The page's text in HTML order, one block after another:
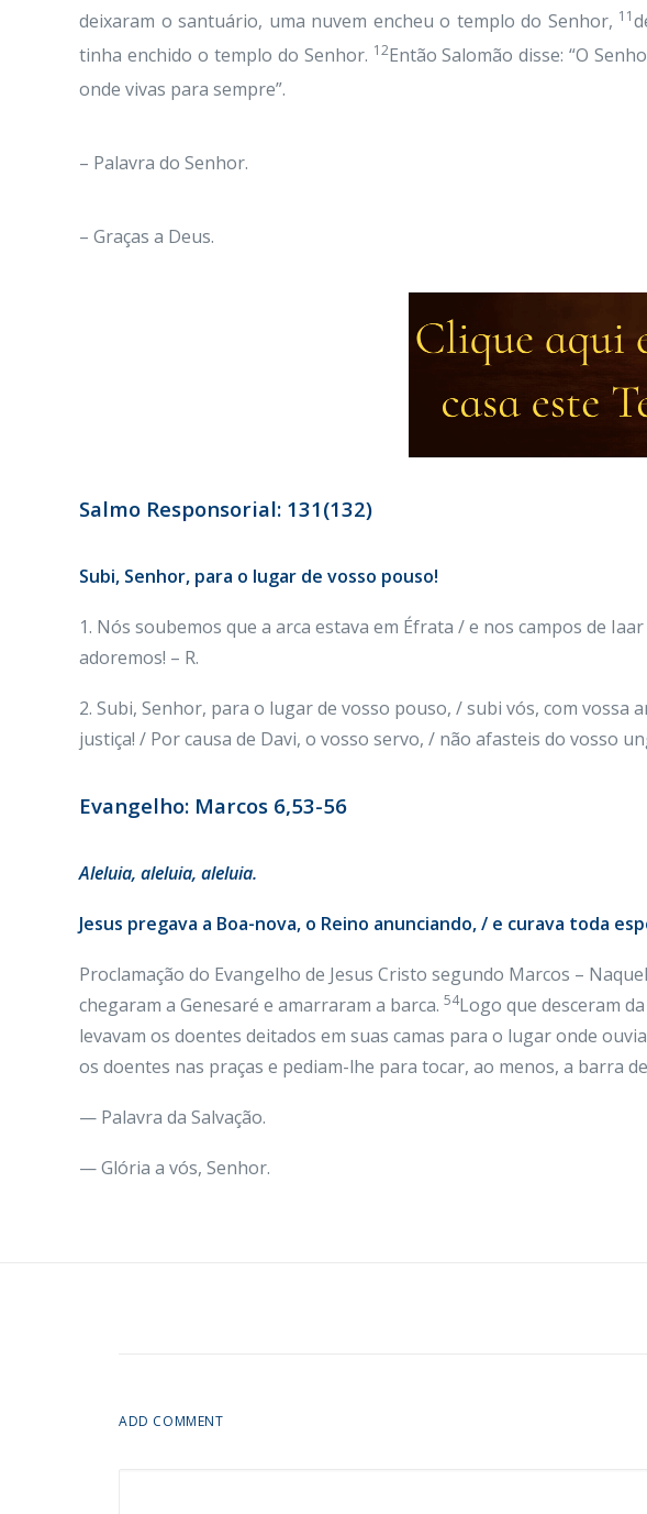
deixaram o santuário, uma nuvem encheu o templo do Senhor, 11
tinha enchido o templo do Senhor. 12Então Salomão disse: “O
onde vivas para sempre”.
– Palavra do Senhor.
– Graças a Deus.
Salmo Responsorial: 131(132)
Subi, Senhor, para o lugar de vosso pouso!
1. Nós soubemos que a arca estava em Éfrata / e nos campos de
adoremos! – R.
2. Subi, Senhor, para o lugar de vosso pouso, / subi vós, com vossa
justiça! / Por causa de Davi, o vosso servo, / não afasteis do vosso
Evangelho: Marcos 6,53-56
Aleluia, aleluia, aleluia.
Jesus pregava a Boa-nova, o Reino anunciando, / e curava toda
Proclamação do Evangelho de Jesus Cristo segundo Marcos –
chegaram a Genesaré e amarraram a barca. 54Logo que desceram
levavam os doentes deitados em suas camas para o lugar onde
os doentes nas praças e pediam-lhe para tocar, ao menos, a barra
— Palavra da Salvação.
— Glória a vós, Senhor.
ADD COMMENT